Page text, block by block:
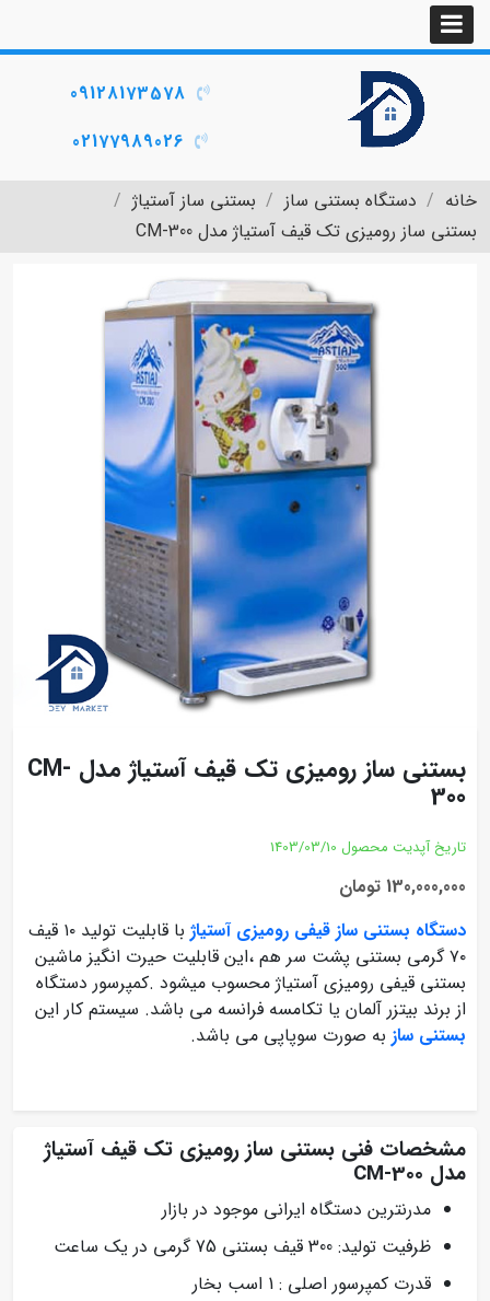
09128173578
02177989026
خانه دستگاه بستنی ساز
بستنی ساز آستیاژ
بستنی ساز رومیزی تک قیف آستیاژ مدل CM-300
بستنی ساز رومیزی تک قیف آستیاژ مدل CM-
300
تاریخ آپدیت محصول 1403/03/10
130,000,000 تومان
دستگاه بستنی ساز قیفی رومیزی آستیاژ
با قابلیت تولید ۱۰ قیف
۷۰ گرمی بستنی پشت سر هم ،این قابلیت حیرت انگیز ماشین
بستنی قیفی رومیزی آستیاژ محسوب میشود .کمپرسور دستگاه
از برند بیتزر آلمان یا تکامسه فرانسه می باشد. سیستم کار این
بستنی ساز به صورت سوپاپی می باشد.
مشخصات فنی بستنی ساز رومیزی تک قیف آستیاژ
مدل CM-300
مدرنترین دستگاه ایرانی موجود در بازار
ظرفیت تولید: 300 قیف بستنی 75 گرمی در یک ساعت
قدرت کمپرسور اصلی : 1 اسب بخار